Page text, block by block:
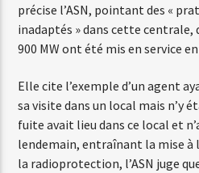
Web-Radio-Latino
Web-Radio-Italia
précise l’ASN, pointant des «
inadaptés » dans cette centrale,
900 MW ont été mis en service
Elle cite l’exemple d’un agent
sa visite dans un local mais n’y
fuite avait lieu dans ce local et
lendemain, entraînant la mise à
la radioprotection, l’ASN juge